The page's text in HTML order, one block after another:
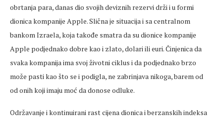
obrtanja para, danas dio svojih deviznih rezervi drži i u formi
dionica kompanije Apple. Slična je situacija i sa centralnom
bankom Izraela, koja takođe smatra da su dionice kompanije
Apple podjednako dobre kao i zlato, dolari ili euri. Činjenica da
svaka kompanija ima svoj životni ciklus i da podjednako brzo
može pasti kao što se i podigla, ne zabrinjava nikoga, barem od
od onih koji imaju moć da donose odluke.
Održavanje i kontinuirani rast cijena dionica i berzanskih indeksa